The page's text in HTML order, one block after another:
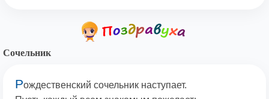
Сочельник
Рождественский сочельник наступает.